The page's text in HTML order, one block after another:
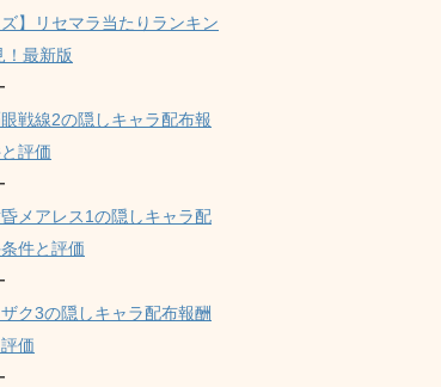
ズ】リセマラ当たりランキン
！最新版
眼戦線2の隠しキャラ配布報
評価
昏メアレス1の隠しキャラ配
件と評価
ザク3の隠しキャラ配布報酬
価